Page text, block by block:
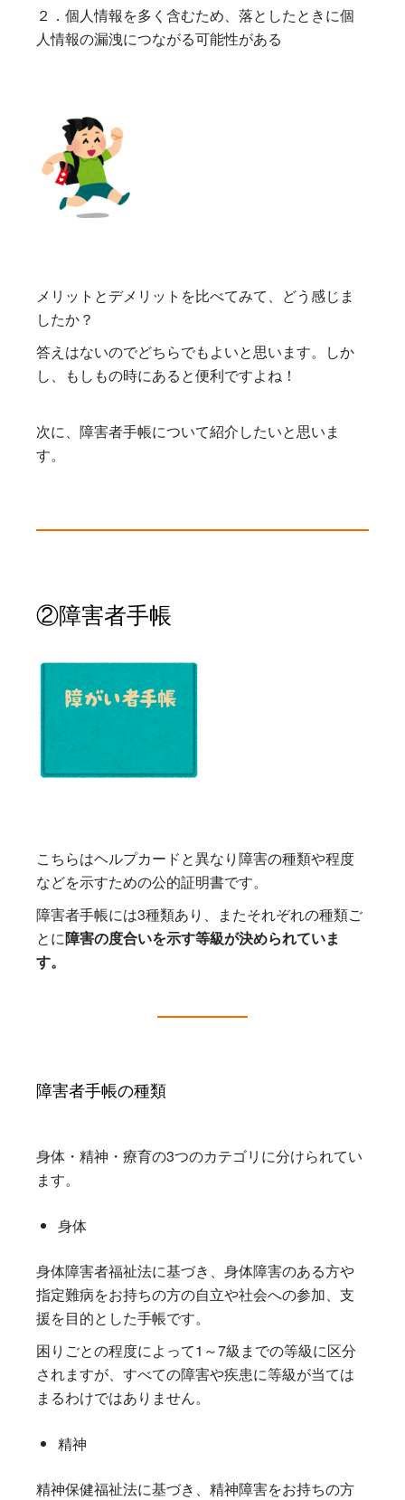
２．個人情報を多く含むため、落としたときに個
人情報の漏洩につながる可能性がある
メリットとデメリットを比べてみて、どう感じま
したか？
答えはないのでどちらでもよいと思います。しか
し、もしもの時にあると便利ですよね！
次に、障害者手帳について紹介したいと思いま
す。
②障害者手帳
こちらはヘルプカードと異なり障害の種類や程度
などを示すための公的証明書です。
障害者手帳には3種類あり、またそれぞれの種類ご
とに障害の度合いを示す等級が決められていま
す。
障害者手帳の種類
身体・精神・療育の3つのカテゴリに分けられてい
ます。
身体
身体障害者福祉法に基づき、身体障害のある方や
指定難病をお持ちの方の自立や社会への参加、支
援を目的とした手帳です。
困りごとの程度によって1～7級までの等級に区分
されますが、すべての障害や疾患に等級が当ては
まるわけではありません。
精神
精神保健福祉法に基づき、精神障害をお持ちの方